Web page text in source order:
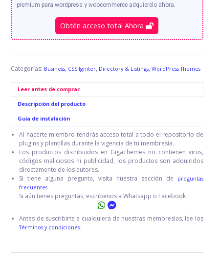
premium para wordpress y woocommerce adquierelo ahora.
Obtén acceso total Ahora
Categorías: Business, CSS Igniter, Directory & Listings,WordPress Themes
Leer antes de comprar
Descripción del producto
Guía de instalación
Al hacerte miembro tendrás acceso total a todo el repositorio de
plugins y plantillas durante la vigencia de tu membresía.
Los productos distribuidos en GigaThemes no contienen virus,
códigos maliciosos ni publicidad, los productos son adquiridos
directamente de los autores.
Si tiene alguna pregunta, visita nuestra sección de
preguntas
frecuentes.
Si aún tienes preguntas, escribenos a Whatsapp o Facebook
Antes de suscribirte a cualquiera de nuestras membresías, lee los
Términos y condiciones.